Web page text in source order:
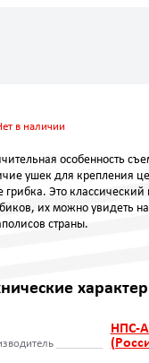
в наличии
особенность
ушек для крепления
грибка. Это
их можно увидеть
страны.
НПС-